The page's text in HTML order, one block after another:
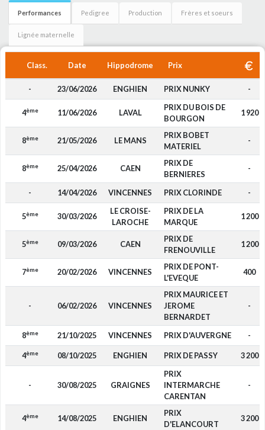
Performances Pedigree Production Frères et soeurs
Lignée maternelle
Class. Date Hippodrome Prix
- 23/06/2026 ENGHIEN PRIX NUNKY -
4ème 11/06/2026 LAVAL
PRIX DU BOIS DE
BOURGON
1 920
8ème 21/05/2026 LE MANS
PRIX BOBET
MATERIEL
-
8ème 25/04/2026 CAEN
PRIX DE
BERNIERES
-
- 14/04/2026 VINCENNES PRIX CLORINDE -
5ème 30/03/2026
LE CROISE-
LAROCHE
PRIX DE LA
MARQUE
1 200
5ème 09/03/2026 CAEN
PRIX DE
FRENOUVILLE
1 200
7ème 20/02/2026 VINCENNES
PRIX DE PONT-
L'EVEQUE
400
- 06/02/2026 VINCENNES
PRIX MAURICE ET
JEROME
BERNARDET
-
8ème 21/10/2025 VINCENNES PRIX D'AUVERGNE -
4ème 08/10/2025 ENGHIEN PRIX DE PASSY 3 200
- 30/08/2025 GRAIGNES
PRIX
INTERMARCHE
CARENTAN
-
4ème 14/08/2025 ENGHIEN
PRIX
D'ELANCOURT
3 200